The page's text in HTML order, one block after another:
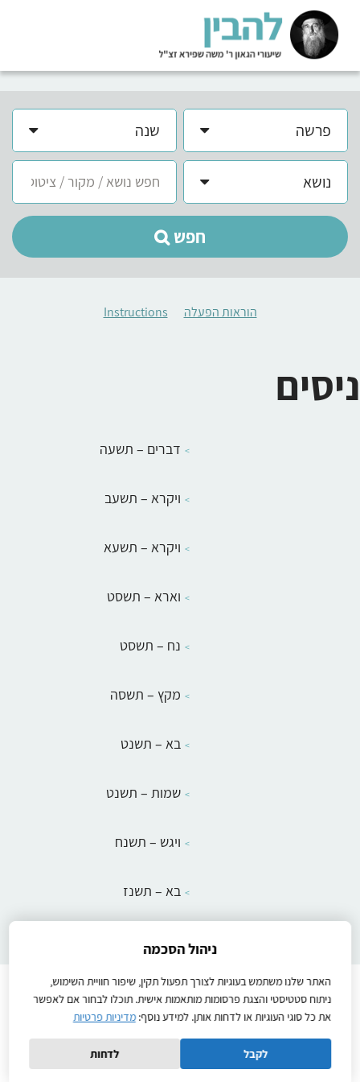
פרשה שנה
נושא
חפש
הוראות הפעלה Instructions
ניסים
דברים – תשעה
ויקרא – תשעב
ויקרא – תשעא
וארא – תשסט
נח – תשסט
מקץ – תשסה
בא – תשנט
שמות – תשנט
ויגש – תשנח
בא – תשנז
Instructions הוראות הפעלה יצירת קשר
להבין
שיעורים לתלמידים
תנאי שימוש באתר מדיניות פרטיות
Ⓒ2026כל הזכויות שמורות
Created by
ניהול הסכמה
האתר שלנו משתמש בעוגיות לצורך תפעול תקין, שיפור חוויית השימוש,
ניתוח סטטיסטי והצגת פרסומות מותאמות אישית. תוכלו לבחור אם לאפשר
את כל סוגי העוגיות או לדחות אותן. למידע נוסף:מדיניות פרטיות
לקבל לדחות